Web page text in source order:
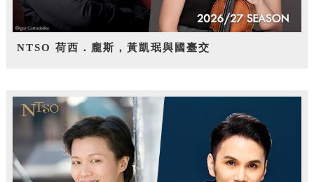
NTSO 荷西．龐斯，黃凱珉與國臺交